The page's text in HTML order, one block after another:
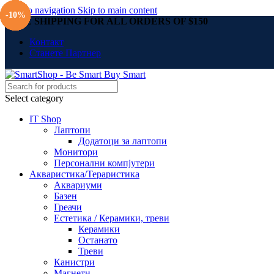
Skip to navigation Skip to main content
FREE SHIPPING FOR ALL ORDERS OF $150
Контакт
Станете Партнер
Select category
IT Shop
Лаптопи
Додатоци за лаптопи
Монитори
Персонални компјутери
Акваристика/Тераристика
Аквариуми
Базен
Греачи
Естетика / Керамики, треви
Керамики
Останато
Треви
Канистри
-10%
-10%
-10%
-10%
-10%
-10%